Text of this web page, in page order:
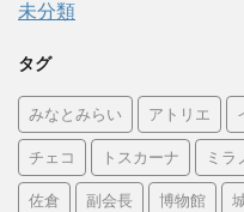
未分類
タグ
みなとみらい アトリエ
チェコ トスカーナ ミラ
佐倉 副会長 博物館